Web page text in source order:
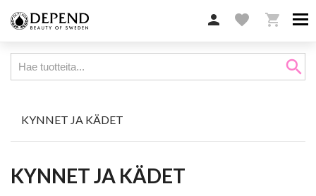
 favorite 
search
KYNNET JA KÄDET
KYNNET JA KÄDET